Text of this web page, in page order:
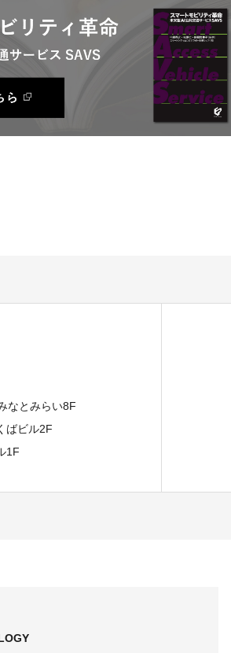
なとみらい8F
ばビル2F
1F